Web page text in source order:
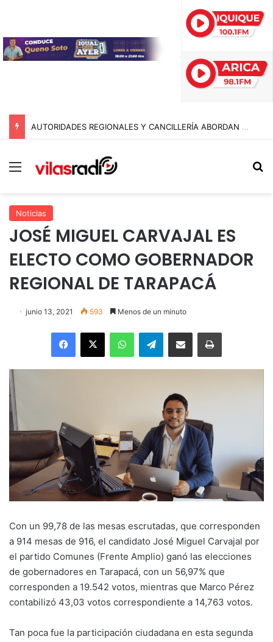
AUTORIDADES REGIONALES Y CANCILLERÍA ABORDAN SEGURIDAD TRANSNACIONAL EN EL CORREDOR BIOCEÁNICO
Menú
Noticias
JOSÉ MIGUEL CARVAJAL ES
ELECTO COMO GOBERNADOR
REGIONAL DE TARAPACÁ
junio 13, 2021 593 Menos de un minuto
Facebook
X WhatsAppTelegramEnviar vía email Imprimir
Con un 99,78 de las mesas escrutadas, que corresponden
a 914 mesas de 916, el candidato José Miguel Carvajal por
el partido Comunes (Frente Amplio) ganó las elecciones
de gobernadores en Tarapacá, con un 56,97% que
corresponden a 19.542 votos, mientras que Marco Pérez
contabilizó 43,03 votos correspondiente a 14,763 votos.
Tan poca fue la participación ciudadana en esta segunda